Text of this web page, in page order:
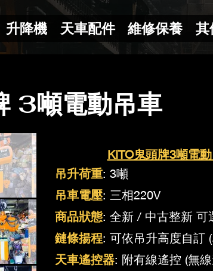
升降機 天車配件 維修保養 其
3噸電動吊車
KITO鬼頭牌3噸電
吊升荷重: 3噸
吊車電壓: 三相220V
商品狀態: 全新 / 中古整新 可
鏈條揚程: 可依吊升高度自訂
天車遙控器: 附有線遙控 (無